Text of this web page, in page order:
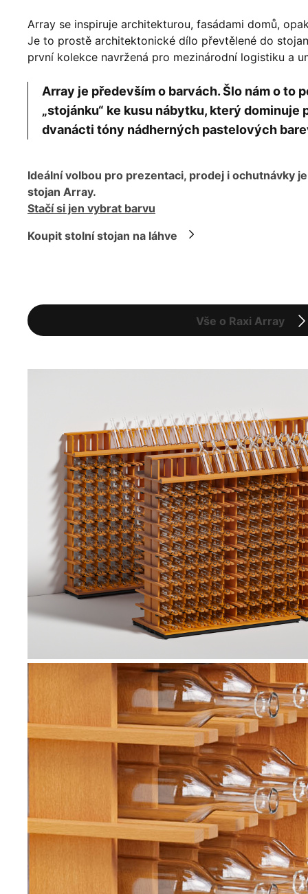
Array se inspiruje architekturou, fasádami domů,
Je to prostě architektonické dílo převtělené do
první kolekce navržená pro mezinárodní logistiku a
Array je především o barvách. Šlo nám o to
„stojánku“ ke kusu nábytku, který dominuje
dvanácti tóny nádherných pastelových
Vše o Raxi Array
Ideální volbou pro prezentaci, prodej i ochutnávky
stojan Array.
Stačí si jen vybrat barvu
Koupit stolní stojan na láhve